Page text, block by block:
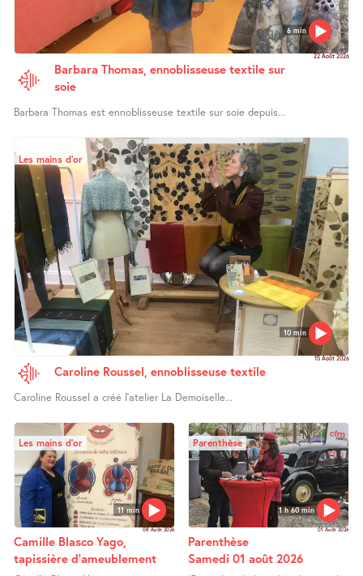
6 min
22 Août 2026
Barbara Thomas, ennoblisseuse textile sur
soie
Barbara Thomas est ennoblisseuse textile sur soie depuis...
10 min
Les mains d’or
15 Août 2026
Caroline Roussel, ennoblisseuse textile
Caroline Roussel a créé l’atelier La Demoiselle...
11 min
Les mains d’or
08 Août 2026
Camille Blasco Yago,
tapissière d’ameublement
1 h 60 min
Parenthèse
01 Août 2026
Parenthèse
Samedi 01 août 2026